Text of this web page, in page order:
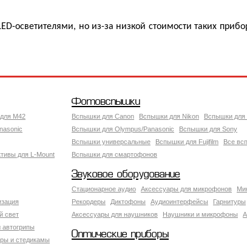
осветителями, но из-за низкой стоимости таких
M42
для L-Mount
Фотовспышки
Вспышки для Canon Вспышки для Nikon
Вспышки для
Вспышки для Olympus/Panasonic
Вспышки для Sony
Вспышки универсальные
Вспышки для Fujifilm
Все
Вспышки для смартофонов
свет
автогрипы
и стедикамы
Звуковое оборудование
Стационарное аудио Аксессуары для микрофонов
Рекордеры
Диктофоны Аудиоинтерфейсы
Гарнитуры
Аксессуары для наушников
Наушники и микрофоны
Оптические приборы